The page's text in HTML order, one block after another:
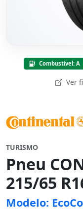
Combustível: A
Ver
TURISMO
Pneu
215/65
Modelo: